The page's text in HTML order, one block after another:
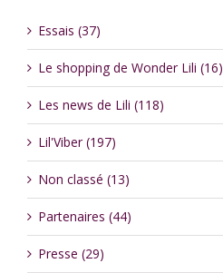
Essais (37)
Le shopping de Wonder Lili (16)
Les news de Lili (118)
Lil'Viber (197)
Non classé (13)
Partenaires (44)
Presse (29)